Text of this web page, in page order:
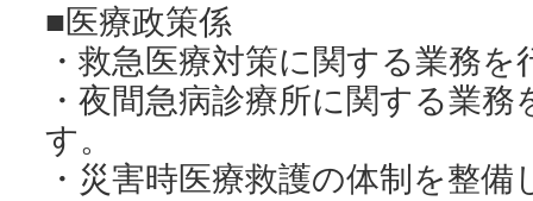
■医療政策係
・救急医療対策に関する業務を
・夜間急病診療所に関する業務
す。
・災害時医療救護の体制を整備